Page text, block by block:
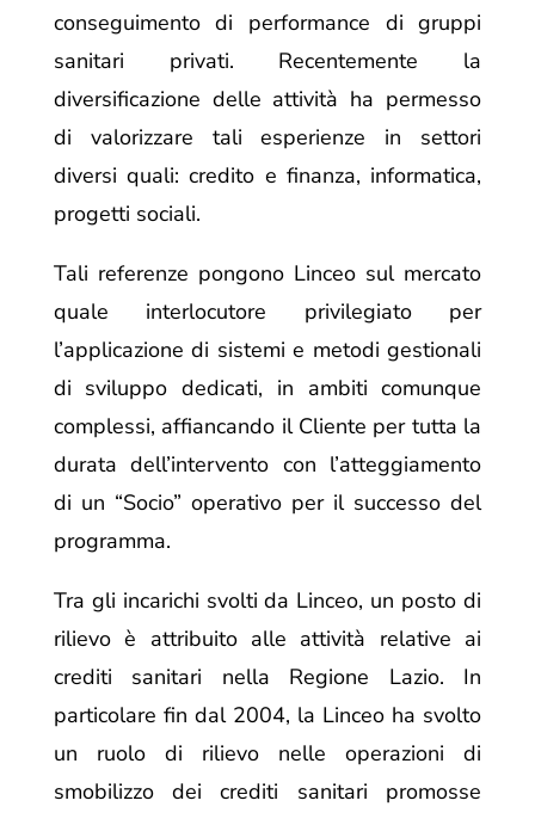
conseguimento di performance di gruppi
sanitari privati. Recentemente la
diversificazione delle attività ha permesso
di valorizzare tali esperienze in settori
diversi quali: credito e finanza, informatica,
progetti sociali.
Tali referenze pongono Linceo sul mercato
quale interlocutore privilegiato per
l’applicazione di sistemi e metodi gestionali
di sviluppo dedicati, in ambiti comunque
complessi, affiancando il Cliente per tutta la
durata dell’intervento con l’atteggiamento
di un “Socio” operativo per il successo del
programma.
Tra gli incarichi svolti da Linceo, un posto di
rilievo è attribuito alle attività relative ai
crediti sanitari nella Regione Lazio. In
particolare fin dal 2004, la Linceo ha svolto
un ruolo di rilievo nelle operazioni di
smobilizzo dei crediti sanitari promosse